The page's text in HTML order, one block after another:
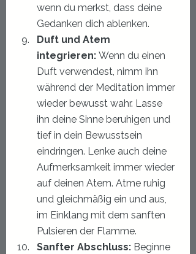
wenn du merkst, dass deine
Gedanken dich ablenken.
Duft und Atem
integrieren: Wenn du einen
Duft verwendest, nimm ihn
während der Meditation immer
wieder bewusst wahr. Lasse
ihn deine Sinne beruhigen und
tief in dein Bewusstsein
eindringen. Lenke auch deine
Aufmerksamkeit immer wieder
auf deinen Atem. Atme ruhig
und gleichmäßig ein und aus,
im Einklang mit dem sanften
Pulsieren der Flamme.
Sanfter Abschluss: Beginne